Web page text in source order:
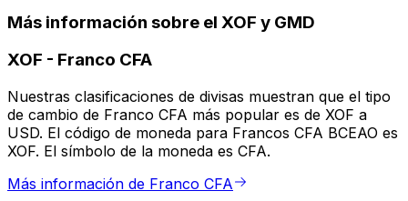
Más información sobre el XOF y GMD
XOF - Franco CFA
Nuestras clasificaciones de divisas muestran que el tipo
de cambio de Franco CFA más popular es de XOF a
USD. El código de moneda para Francos CFA BCEAO es
XOF. El símbolo de la moneda es CFA.
Más información de Franco CFA